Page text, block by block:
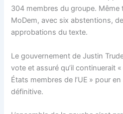
304 membres du groupe. Même
MoDem, avec six abstentions,
approbations du texte.
Le gouvernement de Justin
vote et assuré qu’il continuerait
États membres de l’UE » pour
définitive.